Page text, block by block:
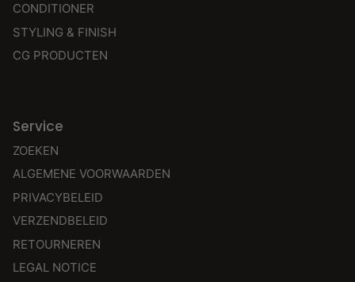
CONDITIONER
STYLING & FINISH
CG PRODUCTEN
Service
ZOEKEN
ALGEMENE VOORWAARDEN
PRIVACYBELEID
VERZENDBELEID
RETOURNEREN
LEGAL NOTICE